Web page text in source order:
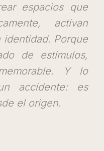
espacios que
activan
Porque
de estímulos,
Y lo
accidente: es
el origen.